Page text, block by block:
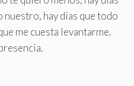
hay días que todo
me cuesta levantarme.